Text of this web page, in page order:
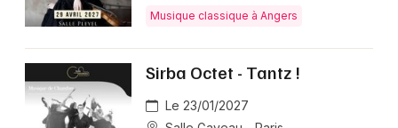
Musique classique à Angers
Sirba Octet - Tantz !
Le 23/01/2027